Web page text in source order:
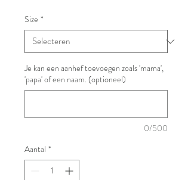
Size *
Je kan een aanhef toevoegen zoals 'mama',
'papa' of een naam. (optioneel)
0/500
Aantal *